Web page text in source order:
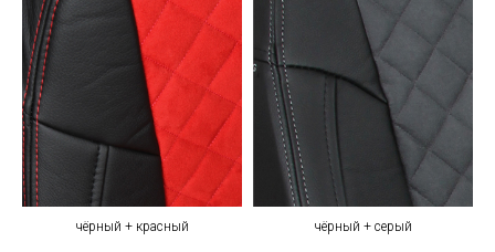
чёрный + красный чёрный + серый